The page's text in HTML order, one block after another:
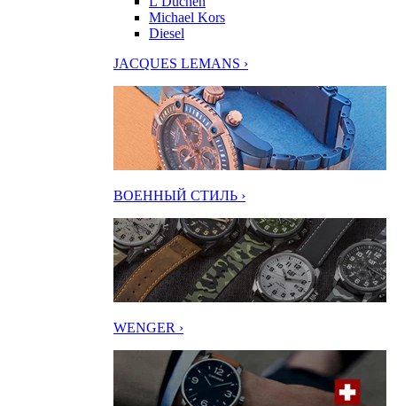
Michael Kors
Diesel
JACQUES LEMANS ›
ВОЕННЫЙ СТИЛЬ ›
WENGER ›